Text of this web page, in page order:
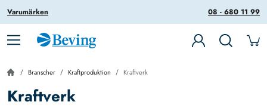
08 - 680 11 99
Varumärken
Branscher Kraftproduktion Kraftverk
Kraftverk